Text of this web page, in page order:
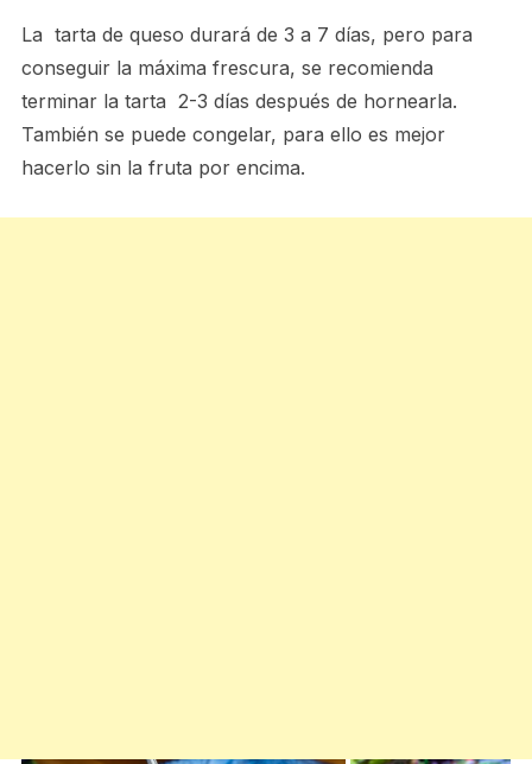
La tarta de queso durará de 3 a 7 días, pero para
conseguir la máxima frescura, se recomienda
terminar la tarta 2-3 días después de hornearla.
También se puede congelar, para ello es mejor
hacerlo sin la fruta por encima.